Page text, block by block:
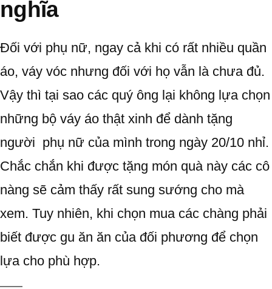
nghĩa
Đối với phụ nữ, ngay cả khi có rất nhiều quần
áo, váy vóc nhưng đối với họ vẫn là chưa đủ.
Vậy thì tại sao các quý ông lại không lựa chọn
những bộ váy áo thật xinh để dành tặng
người phụ nữ của mình trong ngày 20/10 nhỉ.
Chắc chắn khi được tặng món quà này các cô
nàng sẽ cảm thấy rất sung sướng cho mà
xem. Tuy nhiên, khi chọn mua các chàng phải
biết được gu ăn ăn của đối phương để chọn
lựa cho phù hợp.